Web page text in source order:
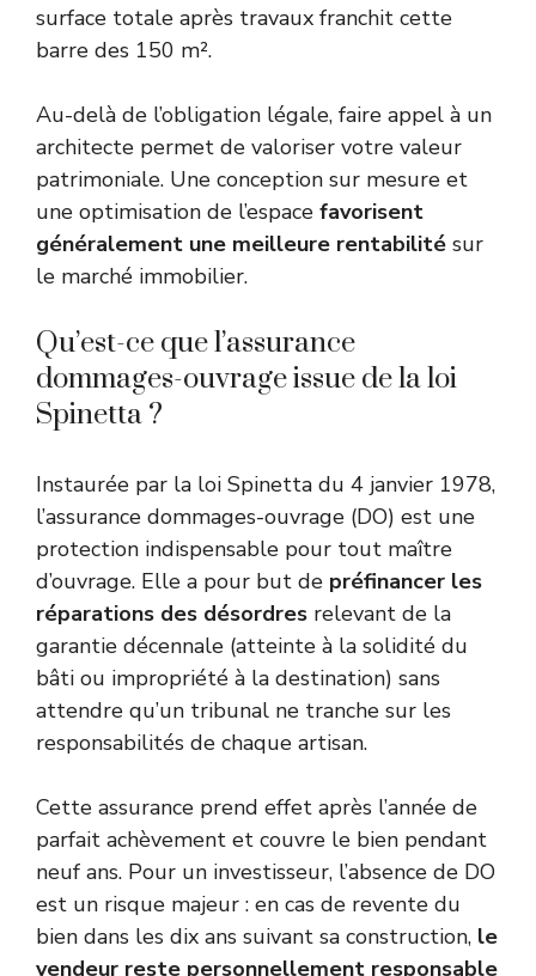
surface totale après travaux franchit cette
barre des 150 m².
Au-delà de l’obligation légale, faire appel à un
architecte permet de valoriser votre valeur
patrimoniale. Une conception sur mesure et
une optimisation de l’espace favorisent
généralement une meilleure rentabilité sur
le marché immobilier.
Qu’est-ce que l’assurance
dommages-ouvrage issue de la loi
Spinetta ?
Instaurée par la loi Spinetta du 4 janvier 1978,
l’assurance dommages-ouvrage (DO) est une
protection indispensable pour tout maître
d’ouvrage. Elle a pour but de préfinancer les
réparations des désordres relevant de la
garantie décennale (atteinte à la solidité du
bâti ou impropriété à la destination) sans
attendre qu’un tribunal ne tranche sur les
responsabilités de chaque artisan.
Cette assurance prend effet après l’année de
parfait achèvement et couvre le bien pendant
neuf ans. Pour un investisseur, l’absence de DO
est un risque majeur : en cas de revente du
bien dans les dix ans suivant sa construction, le
vendeur reste personnellement responsable